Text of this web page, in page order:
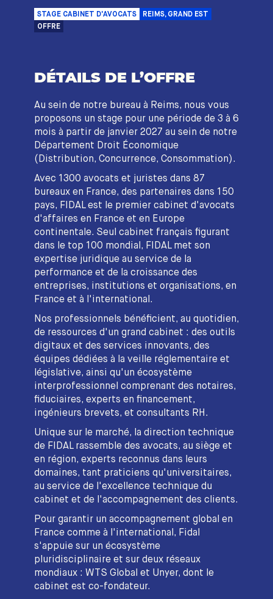
STAGE CABINET D'AVOCATS
REIMS, GRAND EST
OFFRE
DÉTAILS DE L’OFFRE
Au sein de notre bureau à Reims, nous vous
proposons un stage pour une période de 3 à 6
mois à partir de janvier 2027 au sein de notre
Département Droit Économique
(Distribution, Concurrence, Consommation).
Avec 1300 avocats et juristes dans 87
bureaux en France, des partenaires dans 150
pays, FIDAL est le premier cabinet d'avocats
d'affaires en France et en Europe
continentale. Seul cabinet français figurant
dans le top 100 mondial, FIDAL met son
expertise juridique au service de la
performance et de la croissance des
entreprises, institutions et organisations, en
France et à l'international.
Nos professionnels bénéficient, au quotidien,
de ressources d'un grand cabinet : des outils
digitaux et des services innovants, des
équipes dédiées à la veille réglementaire et
législative, ainsi qu'un écosystème
interprofessionnel comprenant des notaires,
fiduciaires, experts en financement,
ingénieurs brevets, et consultants RH.
Unique sur le marché, la direction technique
de FIDAL rassemble des avocats, au siège et
en région, experts reconnus dans leurs
domaines, tant praticiens qu'universitaires,
au service de l'excellence technique du
cabinet et de l'accompagnement des clients.
Pour garantir un accompagnement global en
France comme à l'international, Fidal
s'appuie sur un écosystème
pluridisciplinaire et sur deux réseaux
mondiaux : WTS Global et Unyer, dont le
cabinet est co-fondateur.